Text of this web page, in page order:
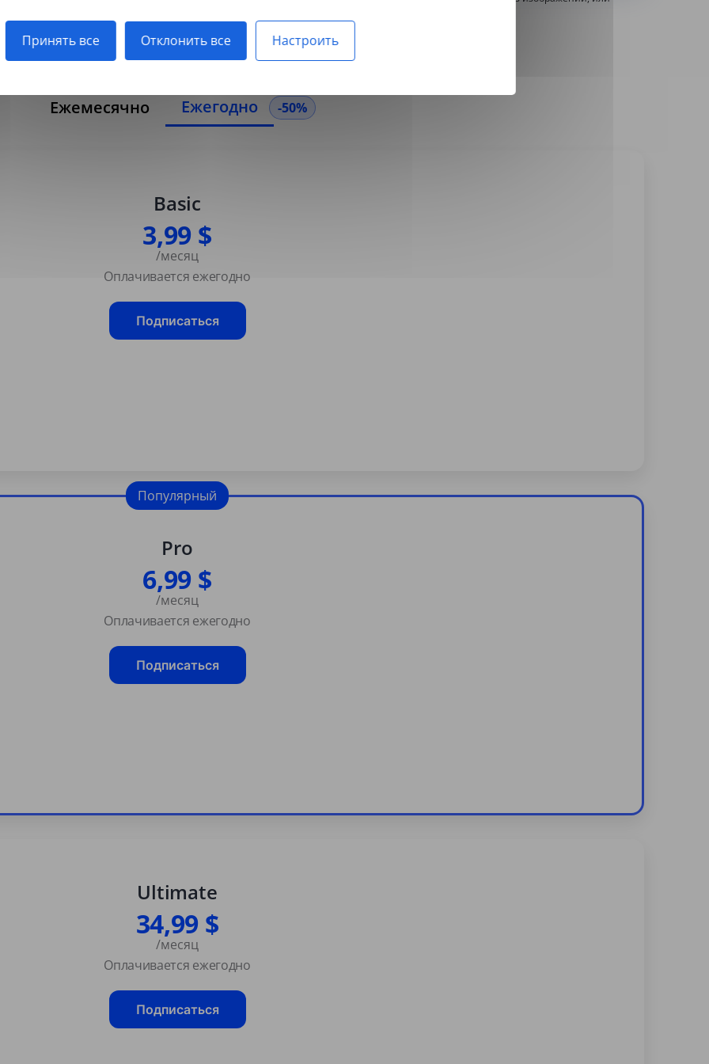
Принять все Отклонить все Настроить
Ежемесячно Ежегодно -50%
Basic
3,99 $
/месяц
Оплачивается ежегодно
Подписаться
Pro
6,99 $
/месяц
Оплачивается ежегодно
Подписаться
Популярный
Ultimate
34,99 $
/месяц
Оплачивается ежегодно
Подписаться